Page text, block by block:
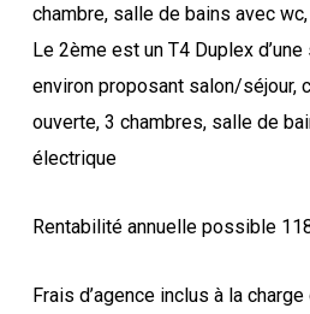
chambre, salle de bains avec
Le 2ème est un T4 Duplex
environ proposant salon/séjour,
ouverte, 3 chambres, salle de
électrique
Rentabilité annuelle possible
Frais d’agence inclus à la charge